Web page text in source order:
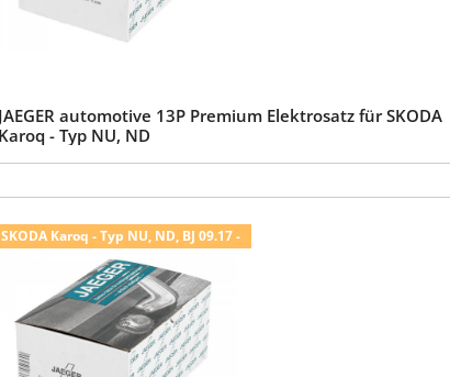
JAEGER automotive 13P Premium Elektrosatz für SKODA
Karoq - Typ NU, ND
SKODA Karoq - Typ NU, ND, BJ 09.17 -